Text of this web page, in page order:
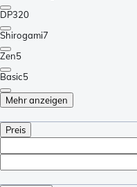
DP320
Shirogami7
Zen5
Basic5
Mehr anzeigen
Preis